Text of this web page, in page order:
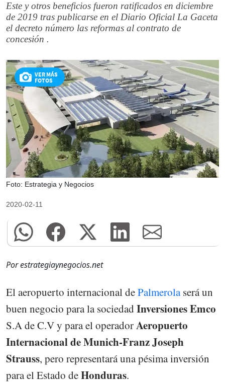
Este y otros beneficios fueron ratificados en diciembre
de 2019 tras publicarse en el Diario Oficial La Gaceta
el decreto número las reformas al contrato de
concesión .
VER MÁS
FOTOS
Foto: Estrategia y Negocios
2020-02-11
Por estrategiaynegocios.net
El aeropuerto internacional dePalmerolaserá un
buen negocio para la sociedad Inversiones Emco
S.A de C.V y para el operadorAeropuerto
Internacional de Munich-Franz Joseph
Strauss, pero representará una pésima inversión
para el Estado deHonduras.